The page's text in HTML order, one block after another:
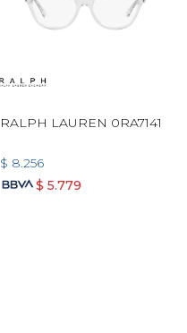
RALPH LAUREN 0RA7141
$ 8.256
$ 5.779